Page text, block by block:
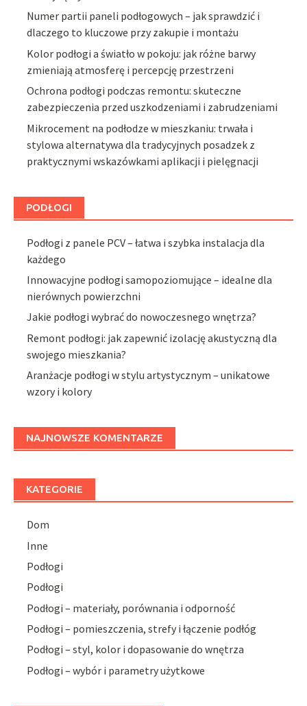
Numer partii paneli podłogowych – jak sprawdzić i
dlaczego to kluczowe przy zakupie i montażu
Kolor podłogi a światło w pokoju: jak różne barwy
zmieniają atmosferę i percepcję przestrzeni
Ochrona podłogi podczas remontu: skuteczne
zabezpieczenia przed uszkodzeniami i zabrudzeniami
Mikrocement na podłodze w mieszkaniu: trwała i
stylowa alternatywa dla tradycyjnych posadzek z
praktycznymi wskazówkami aplikacji i pielęgnacji
PODŁOGI
Podłogi z panele PCV – łatwa i szybka instalacja dla
każdego
Innowacyjne podłogi samopoziomujące – idealne dla
nierównych powierzchni
Jakie podłogi wybrać do nowoczesnego wnętrza?
Remont podłogi: jak zapewnić izolację akustyczną dla
swojego mieszkania?
Aranżacje podłogi w stylu artystycznym – unikatowe
wzory i kolory
NAJNOWSZE KOMENTARZE
KATEGORIE
Dom
Inne
Podłogi
Podłogi
Podłogi – materiały, porównania i odporność
Podłogi – pomieszczenia, strefy i łączenie podłóg
Podłogi – styl, kolor i dopasowanie do wnętrza
Podłogi – wybór i parametry użytkowe